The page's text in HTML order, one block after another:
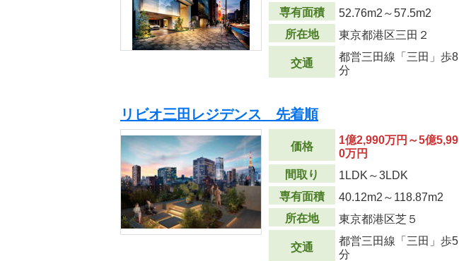
専有面積
52.76m2 ～57.5m2
所在地
東京都港区三田２
交通
都営三田線「三田」歩8
分
リビオ三田レジデンス 先着順
価格
1億2,990万円～5億5,99
0万円
間取り
1LDK～3LDK
専有面積
40.12m2 ～118.87m2
所在地
東京都港区芝５
交通
都営三田線「三田」歩5
分